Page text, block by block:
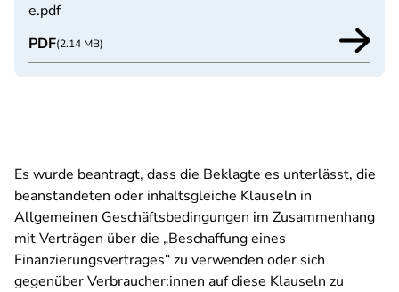
e.pdf
PDF(2.14 MB)
Es wurde beantragt, dass die Beklagte es unterlässt, die
beanstandeten oder inhaltsgleiche Klauseln in
Allgemeinen Geschäftsbedingungen im Zusammenhang
mit Verträgen über die „Beschaffung eines
Finanzierungsvertrages“ zu verwenden oder sich
gegenüber Verbraucher:innen auf diese Klauseln zu